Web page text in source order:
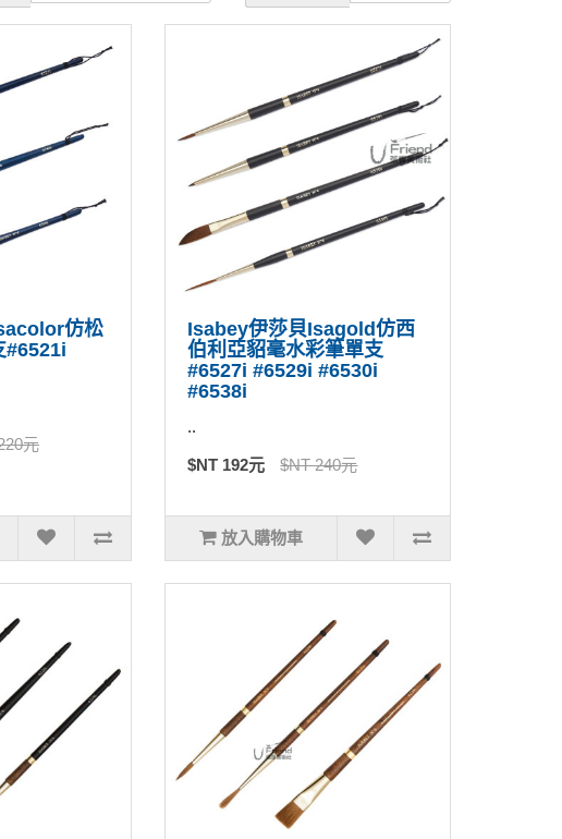
仿松
#6521i
元
Isabey伊莎貝Isagold仿西
伯利亞貂毫水彩筆單支
#6527i #6529i #6530i
#6538i
..
$NT 192元 $NT 240元
放入購物車